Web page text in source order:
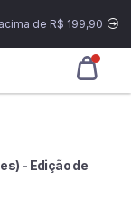
de R$ 199,90
- Edição de